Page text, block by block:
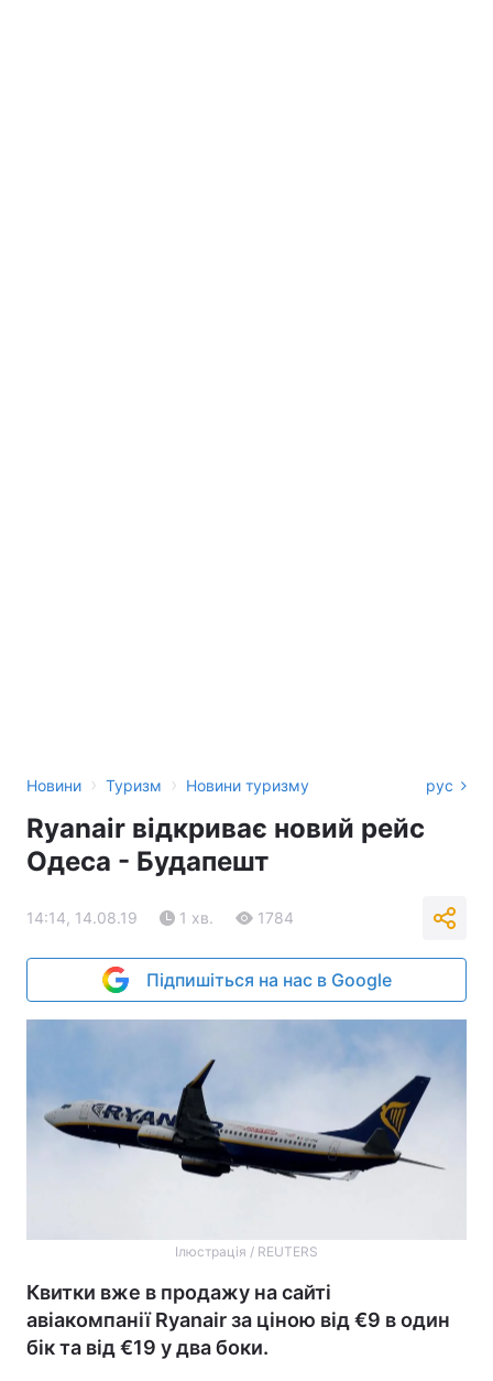
Новини › Туризм › Новини туризму рус
Ryanair відкриває новий рейс
Одеса - Будапешт
14:14, 14.08.19 1 хв. 1784
Підпишіться на нас в Google
Ілюстрація / REUTERS
Квитки вже в продажу на сайті
авіакомпанії Ryanair за ціною від €9 в один
бік та від €19 у два боки.